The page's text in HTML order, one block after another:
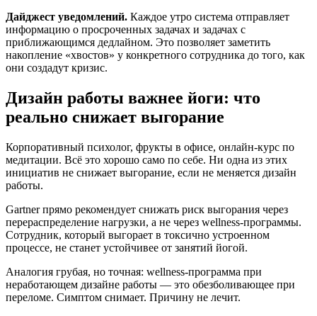
Дайджест уведомлений. Каждое утро система отправляет
информацию о просроченных задачах и задачах с
приближающимся дедлайном. Это позволяет заметить
накопление «хвостов» у конкретного сотрудника до того, как
они создадут кризис.
Дизайн работы важнее йоги: что
реально снижает выгорание
Корпоративный психолог, фрукты в офисе, онлайн-курс по
медитации. Всё это хорошо само по себе. Ни одна из этих
инициатив не снижает выгорание, если не меняется дизайн
работы.
Gartner прямо рекомендует снижать риск выгорания через
перераспределение нагрузки, а не через wellness-программы.
Сотрудник, который выгорает в токсично устроенном
процессе, не станет устойчивее от занятий йогой.
Аналогия грубая, но точная: wellness-программа при
неработающем дизайне работы — это обезболивающее при
переломе. Симптом снимает. Причину не лечит.